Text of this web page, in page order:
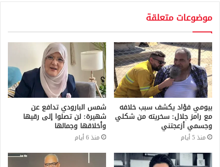
موضوعات متعلقة
بيومي فؤاد يكشف سبب خلافه
مع رامز جلال: سخريته من شكلي
وجسمي أزعجتني
منذ 5 أيام
شمس البارودي تدافع عن
شهيرة: لن تصلوا إلى رقيها
وأخلاقها وجمالها
منذ 6 أيام